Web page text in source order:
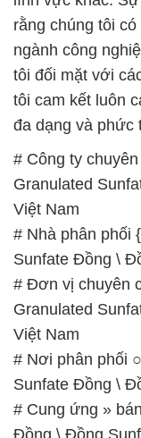
rằng chúng tôi
ngành công
tôi đối mặt với
tôi cam kết luôn
đa dạng và phức
# Công ty
Granulated
Việt Nam
# Nhà phân phối
Sunfate Đồng \
# Đơn vị chuyên
Granulated
Việt Nam
# Nơi phân phối
Sunfate Đồng \
# Cung ứng »
Đồng \ Đồng